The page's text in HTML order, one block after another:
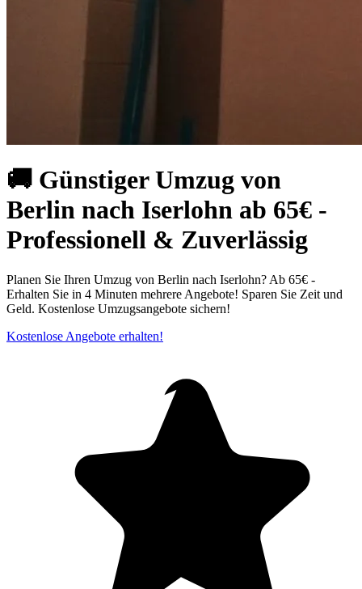
🚚 Günstiger Umzug von
Berlin nach Iserlohn ab 65€ -
Professionell & Zuverlässig
Planen Sie Ihren Umzug von Berlin nach Iserlohn? Ab 65€ -
Erhalten Sie in 4 Minuten mehrere Angebote! Sparen Sie Zeit und
Geld. Kostenlose Umzugsangebote sichern!
Kostenlose Angebote erhalten!